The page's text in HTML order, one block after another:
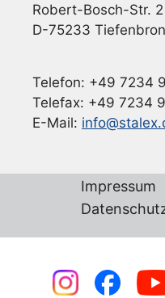
Robert-Bosch-Str. 2
D-75233
Telefon: +49 7234
Telefax: +49 7234
E-Mail:
Impressum